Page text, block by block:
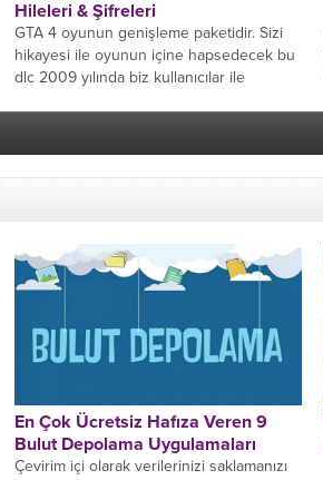
Hileleri & Şifreleri
GTA 4 oyunun genişleme paketidir. Sizi
hikayesi ile oyunun içine hapsedecek bu
dlc 2009 yılında biz kullanıcılar ile
En Çok Ücretsiz Hafıza Veren 9
Bulut Depolama Uygulamaları
Çevirim içi olarak verilerinizi saklamanızı